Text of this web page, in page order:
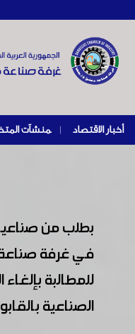
أخبار الاقتصاد |
بطلب من
في غرفة
للمطالبة
الصناعية